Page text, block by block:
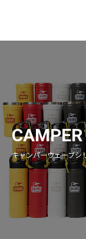
CAMPER
キャンパーウェーブシ